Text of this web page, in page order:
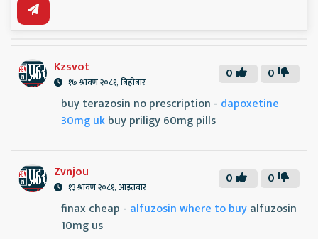
Kzsvot
१७ श्रावण २०८१, बिहीबार 0
0
buy terazosin no prescription - dapoxetine
30mg ukbuy priligy 60mg pills
Zvnjou
१३ श्रावण २०८१, आइतबार 0
0
finax cheap - alfuzosin where to buyalfuzosin
10mg us